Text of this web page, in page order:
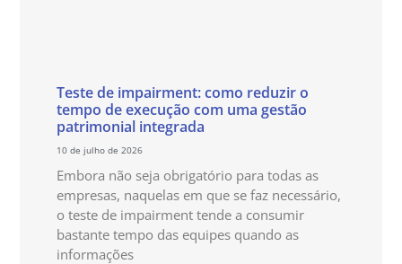
Teste de impairment: como reduzir o
tempo de execução com uma gestão
patrimonial integrada
10 de julho de 2026
Embora não seja obrigatório para todas as
empresas, naquelas em que se faz necessário,
o teste de impairment tende a consumir
bastante tempo das equipes quando as
informações